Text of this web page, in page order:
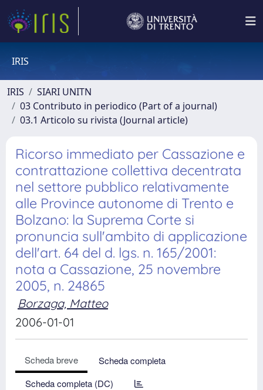
IRIS
IRIS
SIARI UNITN
03 Contributo in periodico (Part of a journal)
03.1 Articolo su rivista (Journal article)
Ricorso immediato per Cassazione e
contrattazione collettiva decentrata
nel settore pubblico relativamente
alle Province autonome di Trento e
Bolzano: la Suprema Corte si
pronuncia sull'ambito di applicazione
dell'art. 64 del d. lgs. n. 165/2001:
nota a Cassazione, 25 novembre
2005, n. 24865
Borzaga, Matteo
2006-01-01
Scheda breve
Scheda completa
Scheda completa (DC)